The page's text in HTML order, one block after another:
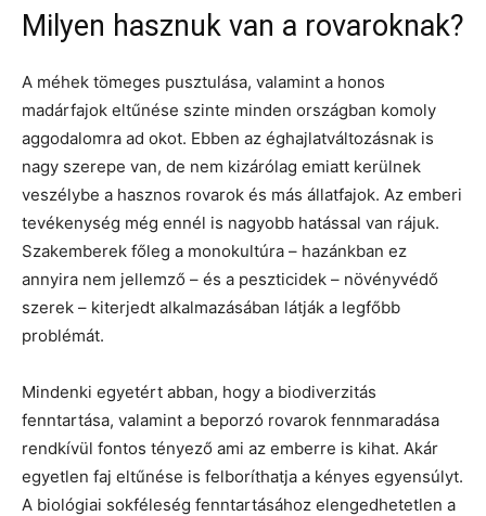
Milyen hasznuk van a rovaroknak?
A méhek tömeges pusztulása, valamint a honos
madárfajok eltűnése szinte minden országban komoly
aggodalomra ad okot. Ebben az éghajlatváltozásnak is
nagy szerepe van, de nem kizárólag emiatt kerülnek
veszélybe a hasznos rovarok és más állatfajok. Az emberi
tevékenység még ennél is nagyobb hatással van rájuk.
Szakemberek főleg a monokultúra – hazánkban ez
annyira nem jellemző – és a peszticidek – növényvédő
szerek – kiterjedt alkalmazásában látják a legfőbb
problémát.
Mindenki egyetért abban, hogy a biodiverzitás
fenntartása, valamint a beporzó rovarok fennmaradása
rendkívül fontos tényező ami az emberre is kihat. Akár
egyetlen faj eltűnése is felboríthatja a kényes egyensúlyt.
A biológiai sokféleség fenntartásához elengedhetetlen a